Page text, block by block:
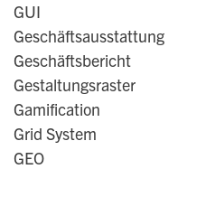
GUI
Geschäftsausstattung
Geschäftsbericht
Gestaltungsraster
Gamification
Grid System
GEO